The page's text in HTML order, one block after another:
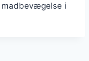
madbevægelse i